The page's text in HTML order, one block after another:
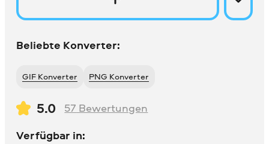
Beliebte Konverter:
GIF Konverter PNG Konverter
5.0 57 Bewertungen
Verfügbar in: